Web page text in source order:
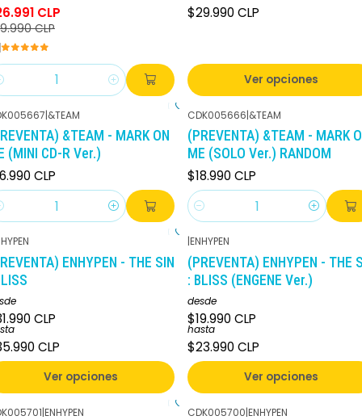
CLP
CLP
$29.990 CLP
Ver opciones
|&TEAM
&TEAM - MARK ON
(MINI CD-R Ver.)
CLP
CDK005666|&TEAM
(PREVENTA) &TEAM - MARK
ME (SOLO Ver.) RANDOM
$18.990 CLP
Cantidad
ENHYPEN - THE SIN
CLP
CLP
Ver opciones
|ENHYPEN
(PREVENTA) ENHYPEN - THE
: BLISS (ENGENE Ver.)
desde
$19.990 CLP
hasta
$23.990 CLP
Ver opciones
|ENHYPEN CDK005700|ENHYPEN